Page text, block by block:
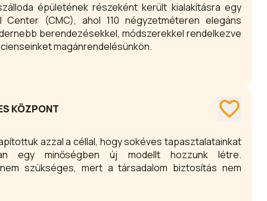
épületének részeként került kialakításra egy
(CMC), ahol 110 négyzetméteren elegáns
berendezésekkel, módszerekkel rendelkezve
magánrendelésünkön.
KÖZPONT
azzal a céllal, hogy sokéves tapasztalatainkat
egy minőségben új modellt hozzunk létre.
szükséges, mert a társadalom biztosítás nem